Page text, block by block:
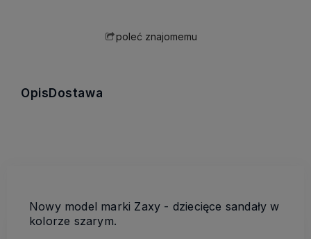
poleć znajomemu
Opis Dostawa
Nowy model marki Zaxy - dziecięce sandały w
kolorze szarym.